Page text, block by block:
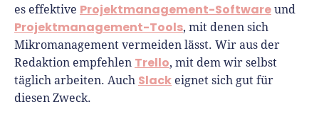
es effektive Projektmanagement-Software und
Projektmanagement-Tools, mit denen sich
Mikromanagement vermeiden lässt. Wir aus der
Redaktion empfehlen Trello, mit dem wir selbst
täglich arbeiten. Auch Slack eignet sich gut für
diesen Zweck.